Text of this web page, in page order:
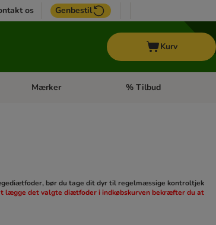
os Genbestil
Kurv
Åben kategori menu: Diætfoder
Mærker Åben kategori menu:
% Tilbud
bør du tage dit dyr til regelmæssige kontroltjek
lægge det valgte diætfoder i indkøbskurven bekræfter du at